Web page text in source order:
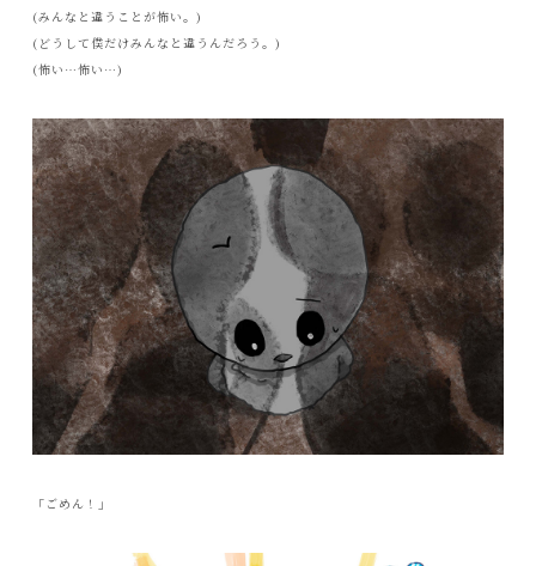
(みんなと違うことが怖い。)
(どうして僕だけみんなと違うんだろう。)
(怖い…怖い…)
「ごめん！」